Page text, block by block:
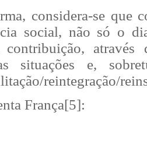
considera-se que
social, não só o
contribuição,
situações e,
reintegração/
França[5]: